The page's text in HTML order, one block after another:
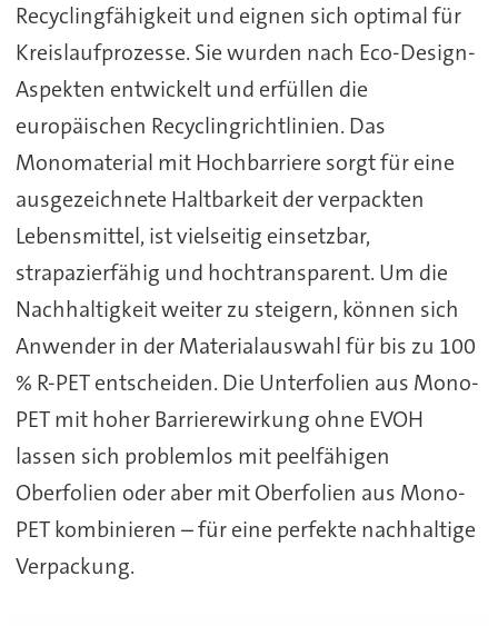
Recyclingfähigkeit und eignen sich optimal für
Kreislaufprozesse. Sie wurden nach Eco-Design-
Aspekten entwickelt und erfüllen die
europäischen Recyclingrichtlinien. Das
Monomaterial mit Hochbarriere sorgt für eine
ausgezeichnete Haltbarkeit der verpackten
Lebensmittel, ist vielseitig einsetzbar,
strapazierfähig und hochtransparent. Um die
Nachhaltigkeit weiter zu steigern, können sich
Anwender in der Materialauswahl für bis zu 100
% R-PET entscheiden. Die Unterfolien aus Mono-
PET mit hoher Barrierewirkung ohne EVOH
lassen sich problemlos mit peelfähigen
Oberfolien oder aber mit Oberfolien aus Mono-
PET kombinieren – für eine perfekte nachhaltige
Verpackung.